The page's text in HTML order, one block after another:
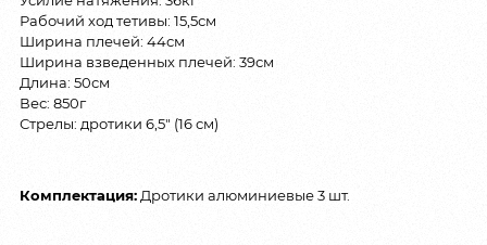
Рабочий ход тетивы: 15,5см
Ширина плечей: 44см
Ширина взведенных плечей: 39см
Длина: 50см
Вес: 850г
Стрелы: дротики 6,5″ (16 см)
Комплектация:Дротики алюминиевые 3 шт.